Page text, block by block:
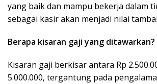
yang baik dan mampu bekerja dalam
sebagai kasir akan menjadi nilai
Berapa kisaran gaji yang ditawarkan?
Kisaran gaji berkisar antara Rp
5.000.000, tergantung pada